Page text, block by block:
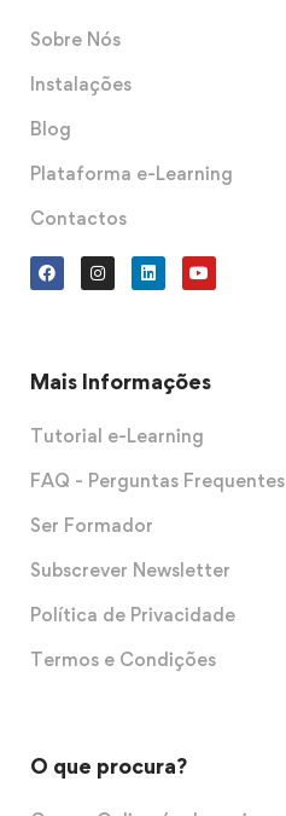
Sobre Nós
Instalações
Blog
Plataforma e-Learning
Contactos
Mais Informações
Tutorial e-Learning
FAQ - Perguntas Frequentes
Ser Formador
Subscrever Newsletter
Política de Privacidade
Termos e Condições
O que procura?